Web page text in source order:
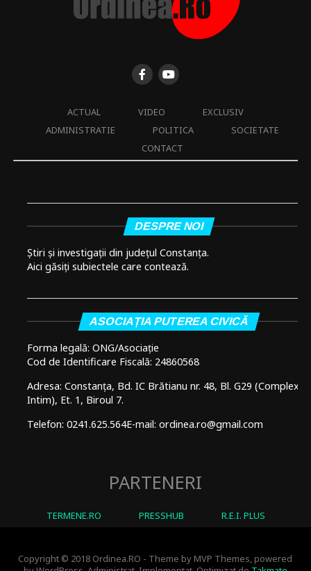
ACTUAL VIDEO
EXCLUSIV
ADMINISTRATIE
POLITICA
SOCIETATE
CONTACT
DESPRE NOI
Știri și investigații din județul Constanța.
Aici găsiți subiectele care contează.
ASOCIAȚIA PUTEREA CIVICĂ
Forma legală: ONG/Asociație
Cod de Identificare Fiscală: 24860568
Adresa: Constanța, Bd. IC Brătianu nr. 48, Bl. G29 (Complex
Intim), Et. 1, Biroul 7.
Telefon: 0241.625.564E-mail: ordinea.ro@gmail.com
PARTENERI
TERMENE.RO PRESSHUB R.E.I. PLUS
Copyright © 2018 Ordinea.RO - Theme by MVP Themes, powered